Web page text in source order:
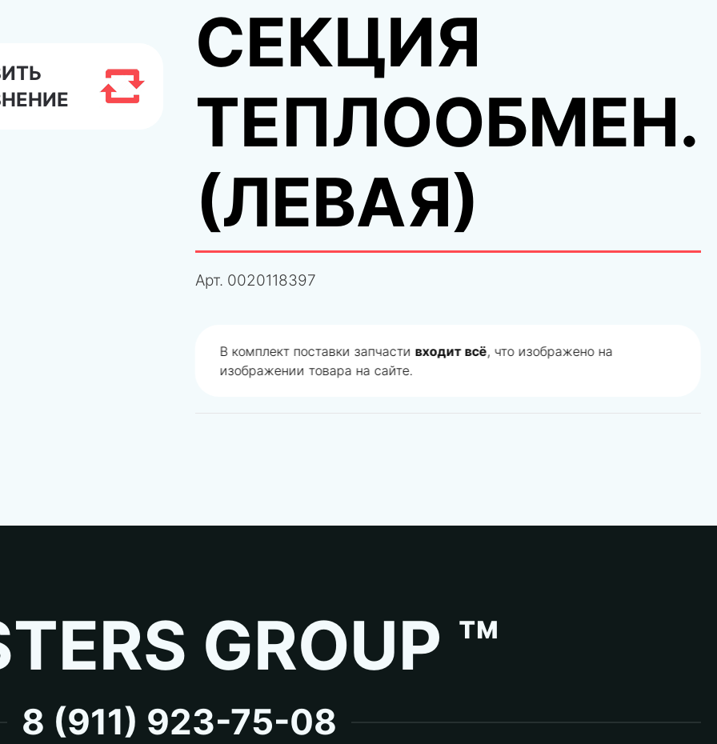
СЕКЦИЯ
ТЕПЛООБМЕН.
(ЛЕВАЯ)
Арт. 0020118397
В комплект поставки запчасти входит всё, что изображено на
изображении товара на сайте.
GROUP ™
8 (911) 923-75-08